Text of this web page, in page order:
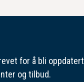
for å bli oppdatert
og tilbud.